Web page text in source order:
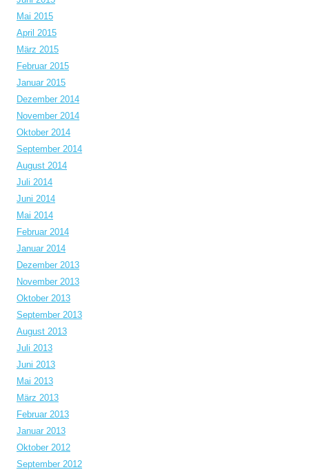
Mai 2015
April 2015
März 2015
Februar 2015
Januar 2015
Dezember 2014
November 2014
Oktober 2014
September 2014
August 2014
Juli 2014
Juni 2014
Mai 2014
Februar 2014
Januar 2014
Dezember 2013
November 2013
Oktober 2013
September 2013
August 2013
Juli 2013
Juni 2013
Mai 2013
März 2013
Februar 2013
Januar 2013
Oktober 2012
September 2012